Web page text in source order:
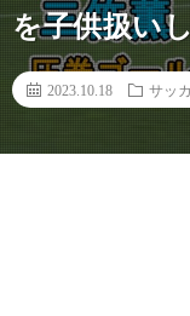
を子供扱い
2023.10.18 サッ